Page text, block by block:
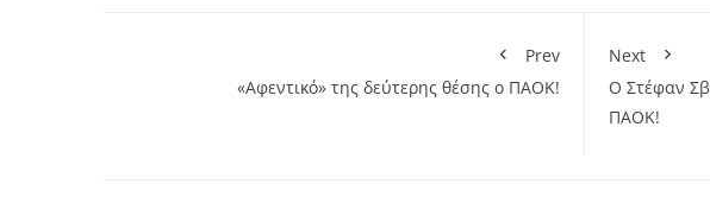
Prev
«Αφεντικό» της δεύτερης θέσης ο ΠΑΟΚ!
Next
Ο Στέφαν
ΠΑΟΚ!